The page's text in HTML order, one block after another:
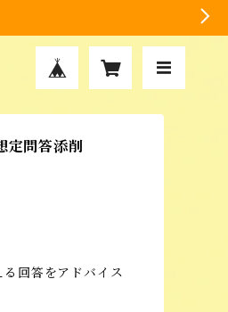
定問答添削
回答をアドバイス